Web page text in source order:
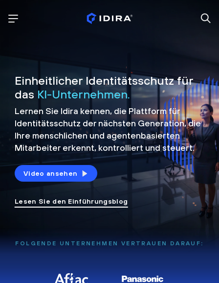
Einheitlicher Identitätsschutz für
das KI-Unternehmen.
Lernen Sie Idira kennen, die Plattformfür
Identitätsschutz der nächsten Generation, die
Ihre menschlichen und agentenbasierten
Mitarbeiter erkennt, kontrolliert undsteuert.
Video ansehen
Lesen Sie den Einführungsblog
FOLGENDE UNTERNEHMEN VERTRAUEN DARAUF: